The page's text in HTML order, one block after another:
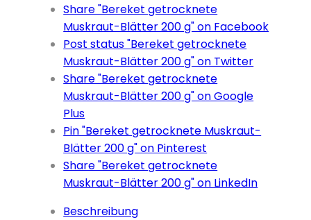
Share "Bereket getrocknete
Muskraut-Blätter 200 g" on Facebook
Post status "Bereket getrocknete
Muskraut-Blätter 200 g" on Twitter
Share "Bereket getrocknete
Muskraut-Blätter 200 g" on Google
Plus
Pin "Bereket getrocknete Muskraut-
Blätter 200 g" on Pinterest
Share "Bereket getrocknete
Muskraut-Blätter 200 g" on LinkedIn
Beschreibung